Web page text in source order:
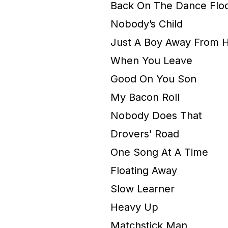
Back On The Dance
Nobody’s Child
Just A Boy Away From
When You Leave
Good On You Son
My Bacon Roll
Nobody Does That
Drovers’ Road
One Song At A Time
Floating Away
Slow Learner
Heavy Up
Matchstick Man